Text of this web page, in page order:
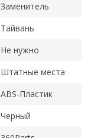
Заменитель
Тайвань
Не нужно
Штатные места
ABS-Пластик
Черный